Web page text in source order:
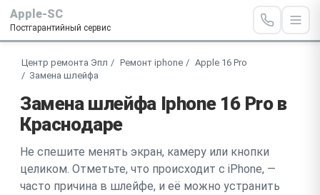
Apple-SC
Постгарантийный сервис
Центр ремонта Эпл Ремонт iphone
Apple 16 Pro
Замена шлейфа
Замена шлейфа Iphone 16 Pro в
Краснодаре
Не спешите менять экран, камеру или кнопки
целиком. Отметьте, что происходит с iPhone, —
часто причина в шлейфе, и её можно устранить